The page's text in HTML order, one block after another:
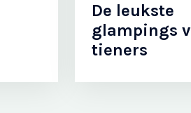
De leukste
glampings
tieners